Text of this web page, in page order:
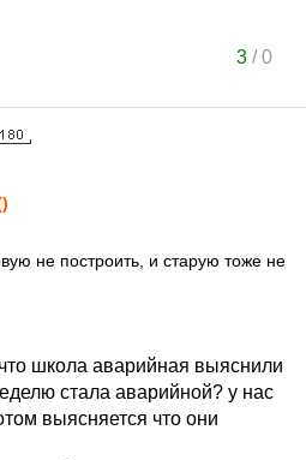
3/0
не построить, и старую тоже не
школа аварийная выяснили
стала аварийной? у нас
выясняется что они